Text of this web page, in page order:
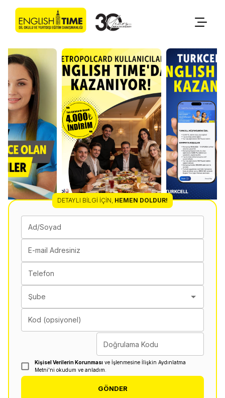
DETAYLI BILGI İÇIN, HEMEN DOLDUR!
Ad/Soyad
E-mail Adresiniz
Telefon
Şube
Kod (opsiyonel)
Doğrulama Kodu
Kişisel Verilerin Korunması ve İşlenmesine İlişkin Aydınlatma
Metni'ni okudum ve anladım.
GÖNDER